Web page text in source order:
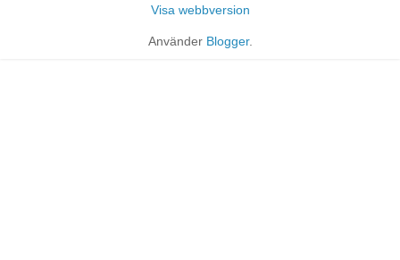
Visa webbversion
Använder Blogger.